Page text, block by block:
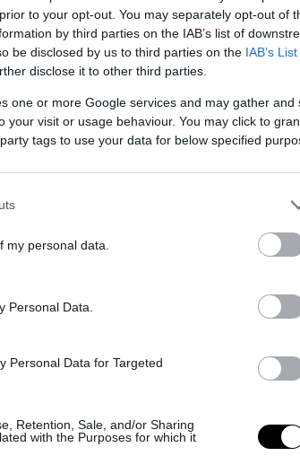
to your opt-out. You may separately opt-out of
by third parties on the IAB’s list of
be disclosed by us to third parties on the IAB’s
disclose it to other third parties.
one or more Google services and may gather and
your visit or usage behaviour. You may click to
tags to use your data for below specified
my personal data.
Personal Data.
Personal Data for Targeted
Retention, Sale, and/or Sharing
with the Purposes for which it
az épületek stílusa
kúriáival. A polgármester